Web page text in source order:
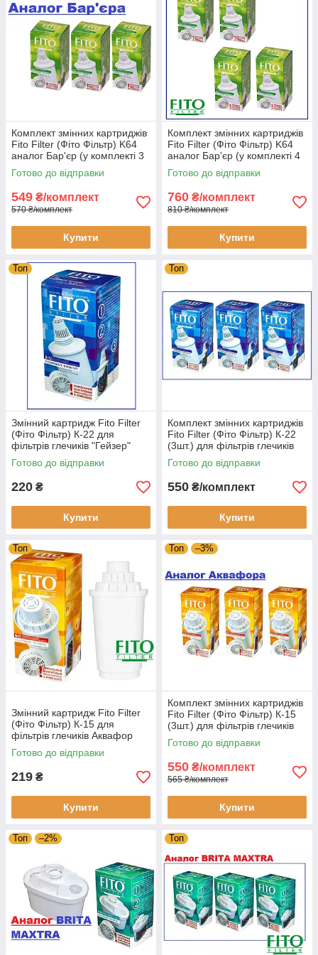
Комплект змінних картриджів
Fito Filter (Фіто Фільтр) K64
аналог Бар'єр (у комплекті 3
шт.)
Готово до відправки
549 ₴/комплект
570 ₴/комплект
Купити
Комплект змінних картриджів
Fito Filter (Фіто Фільтр) K64
аналог Бар'єр (у комплекті 4
шт.)
Готово до відправки
760 ₴/комплект
810 ₴/комплект
Купити
Топ
Змінний картридж Fito Filter
(Фіто Фільтр) К-22 для
фільтрів глечиків "Гейзер"
Готово до відправки
220 ₴
Купити
Топ
Комплект змінних картриджів
Fito Filter (Фіто Фільтр) К-22
(3шт.) для фільтрів глечиків
"Гейзер"
Готово до відправки
550 ₴/комплект
Купити
Топ
Змінний картридж Fito Filter
(Фіто Фільтр) К-15 для
фільтрів глечиків Аквафор
(В100-А5-А6)
Готово до відправки
219 ₴
Купити
Топ –3%
Комплект змінних картриджів
Fito Filter (Фіто Фільтр) К-15
(3шт.) для фільтрів глечиків
Аквафор (В100-А5-А6)
Готово до відправки
550 ₴/комплект
565 ₴/комплект
Купити
Топ –2% Топ